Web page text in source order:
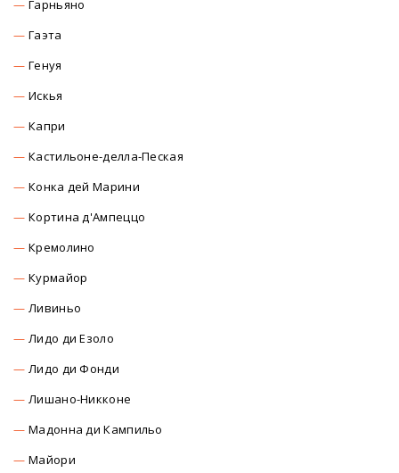
Гарньяно
Гаэта
Генуя
Искья
Капри
Кастильоне-делла-Пеская
Конка дей Марини
Кортина д'Ампеццо
Кремолино
Курмайор
Ливиньо
Лидо ди Езоло
Лидо ди Фонди
Лишано-Никконе
Мадонна ди Кампильо
Майори